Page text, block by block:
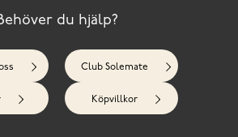
du hjälp?
Club Solemate
Köpvillkor